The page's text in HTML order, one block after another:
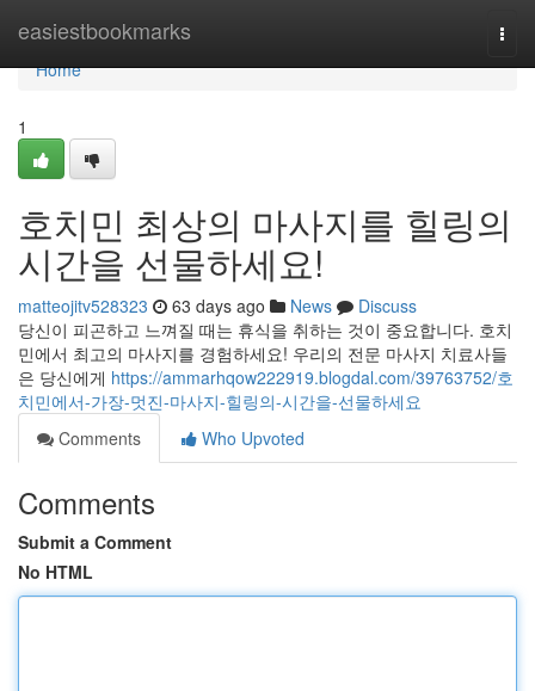
easiestbookmarks
Home
Home
1
호치민 최상의 마사지를 힐링의
시간을 선물하세요!
matteojitv528323 63 days ago News
Discuss
당신이 피곤하고 느껴질 때는 휴식을 취하는 것이 중요합니다. 호치
민에서 최고의 마사지를 경험하세요! 우리의 전문 마사지 치료사들
은 당신에게 https://ammarhqow222919.blogdal.com/39763752/호
치민에서-가장-멋진-마사지-힐링의-시간을-선물하세요
Comments
Who Upvoted
Comments
Submit a Comment
No HTML